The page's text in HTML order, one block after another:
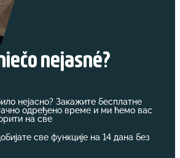
nejasné?
нејасно? Закажите бесплатне
одређено време и ми ћемо вас
на све
све функције на 14 дана без